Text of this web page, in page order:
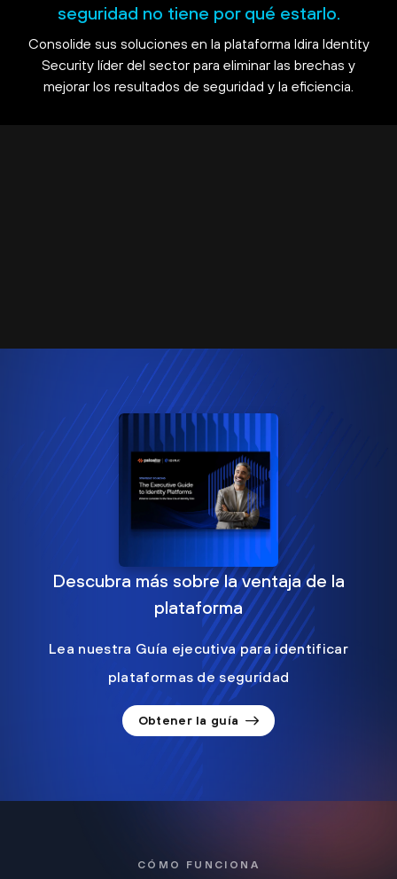
seguridad no tiene por qué estarlo.
Consolide sus soluciones en la plataforma Idira Identity
Security líder del sector para eliminar las brechas y
mejorar los resultados de seguridad y la eficiencia.
Descubra más sobre la ventaja de la
plataforma
Lea nuestra Guía ejecutiva para identificar
plataformas de seguridad
Obtener la guía
CÓMO FUNCIONA